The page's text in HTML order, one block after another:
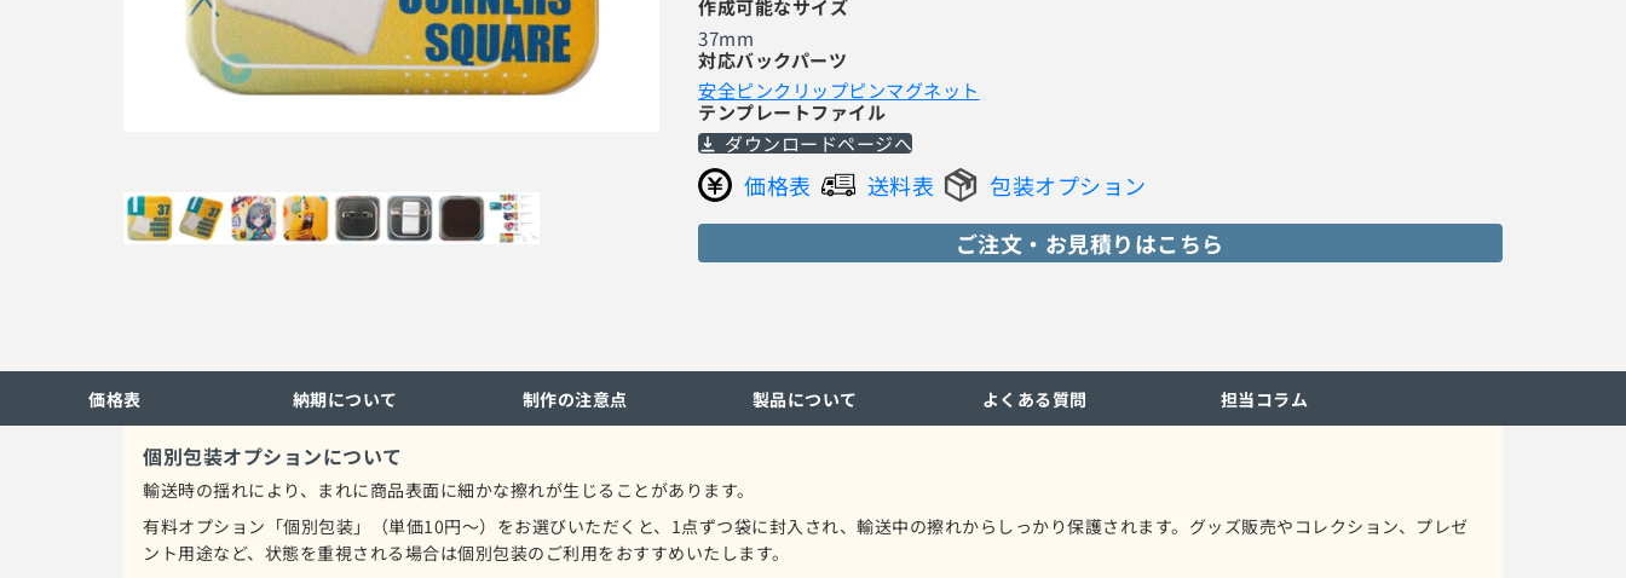
作成可能なサイズ
37mm
対応バックパーツ
安全ピンクリップピンマグネット
テンプレートファイル
ダウンロードページへ
価格表 送料表
包装オプション
ご注文・お見積りはこちら
価格表 納期について 制作の注意点 製品について よくある質問 担当コラム
個別包装オプションについて
輸送時の揺れにより、まれに商品表面に細かな擦れが生じることがあります。
有料オプション「個別包装」（単価10円〜）をお選びいただくと、1点ずつ袋に封入され、輸送中の擦れからしっかり保護されます。グッズ販売やコレクション、プレゼ
ント用途など、状態を重視される場合は個別包装のご利用をおすすめいたします。